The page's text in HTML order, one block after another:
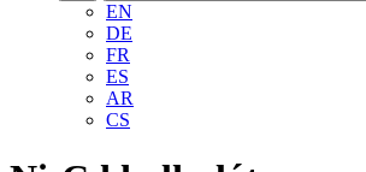
EN
DE
FR
ES
AR
CS